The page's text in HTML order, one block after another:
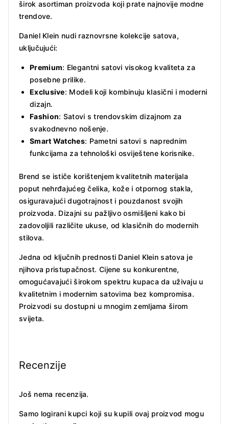
širok asortiman proizvoda koji prate najnovije modne
trendove.
Daniel Klein nudi raznovrsne kolekcije satova,
uključujući:
Premium: Elegantni satovi visokog kvaliteta za
posebne prilike.
Exclusive: Modeli koji kombinuju klasični i moderni
dizajn.
Fashion: Satovi s trendovskim dizajnom za
svakodnevno nošenje.
Smart Watches: Pametni satovi s naprednim
funkcijama za tehnološki osviještene korisnike.
Brend se ističe korištenjem kvalitetnih materijala
poput nehrđajućeg čelika, kože i otpornog stakla,
osiguravajući dugotrajnost i pouzdanost svojih
proizvoda. Dizajni su pažljivo osmišljeni kako bi
zadovoljili različite ukuse, od klasičnih do modernih
stilova.
Jedna od ključnih prednosti Daniel Klein satova je
njihova pristupačnost. Cijene su konkurentne,
omogućavajući širokom spektru kupaca da uživaju u
kvalitetnim i modernim satovima bez kompromisa.
Proizvodi su dostupni u mnogim zemljama širom
svijeta.
Recenzije
Još nema recenzija.
Samo logirani kupci koji su kupili ovaj proizvod mogu